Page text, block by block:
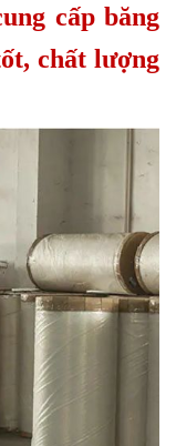
cấp băng
chất lượng